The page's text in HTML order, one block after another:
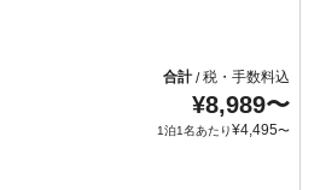
合計/税・手数料込
¥8,989〜
1泊1名あたり¥4,495〜